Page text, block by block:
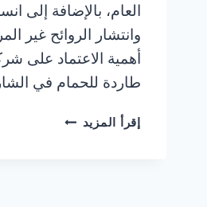
العام، بالإضافة إلى
وانتشار الروائح غير
أهمية الاعتماد على
طاردة للحمام في
إقرأ المزيد شركة